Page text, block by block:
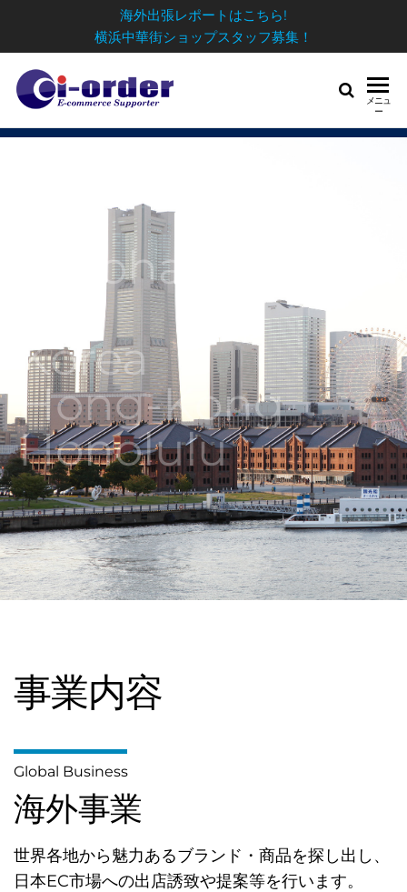
海外出張レポートはこちら!
横浜中華街ショップスタッフ募集！
株式会
本・
メニュ
ー
Yokohama
Korea
Hong-Kong
Honolulu
事業内容
Global Business
海外事業
世界各地から魅力あるブランド・商品を探し出し、
日本EC市場への出店誘致や提案等を行います。